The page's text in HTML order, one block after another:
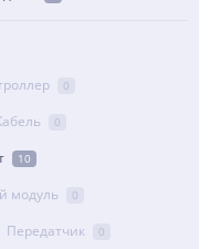
0
0
10
модуль 0
Передатчик 0